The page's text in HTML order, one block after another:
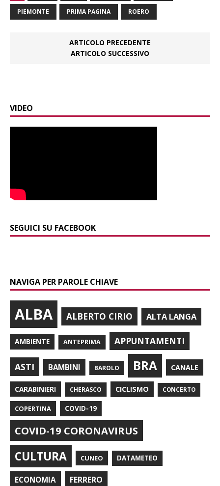
PIEMONTE PRIMA PAGINA ROERO
ARTICOLO PRECEDENTE
ARTICOLO SUCCESSIVO
VIDEO
SEGUICI SU FACEBOOK
NAVIGA PER PAROLE CHIAVE
ALBA ALBERTO CIRIO ALTA LANGA
AMBIENTE ANTEPRIMA APPUNTAMENTI
ASTI BAMBINI BAROLO BRA CANALE
CARABINIERI CHERASCO CICLISMO CONCERTO
COPERTINA COVID-19
COVID-19 CORONAVIRUS
CULTURA CUNEO DATAMETEO
ECONOMIA FERRERO